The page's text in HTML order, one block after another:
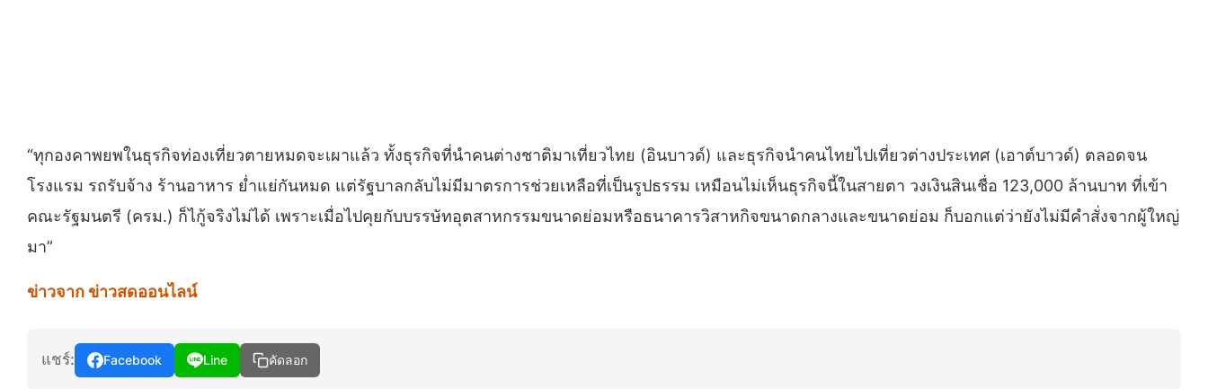
“ทุกองคาพยพในธุรกิจท่องเที่ยวตายหมดจะเผาแล้ว ทั้งธุรกิจที่นำคนต่างชาติมาเที่ยวไทย (อินบาวด์) และธุรกิจนำคนไทยไปเที่ยวต่างประเทศ (เอาต์บาวด์) ตลอดจน
โรงแรม รถรับจ้าง ร้านอาหาร ย่ำแย่กันหมด แต่รัฐบาลกลับไม่มีมาตรการช่วยเหลือที่เป็นรูปธรรม เหมือนไม่เห็นธุรกิจนี้ในสายตา วงเงินสินเชื่อ 123,000 ล้านบาท ที่เข้า
คณะรัฐมนตรี (ครม.) ก็ไกู้จริงไม่ได้ เพราะเมื่อไปคุยกับบรรษัทอุตสาหกรรมขนาดย่อมหรือธนาคารวิสาหกิจขนาดกลางและขนาดย่อม ก็บอกแต่ว่ายังไม่มีคำสั่งจากผู้ใหญ่
มา”
ข่าวจาก ข่าวสดออนไลน์
แชร์: Facebook Line คัดลอก